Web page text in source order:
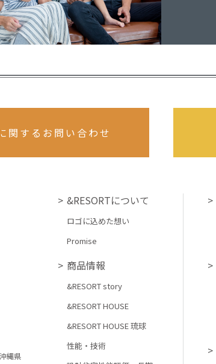
関するお問い合わせ
縄県
&RESORTについて
ロゴに込めた想い
Promise
商品情報
&RESORT story
&RESORT HOUSE
&RESORT HOUSE 琉球
性能・技術